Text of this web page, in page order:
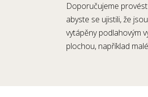
Doporučujeme
abyste se ujistili, že
vytápěny podlahovým
plochou, například